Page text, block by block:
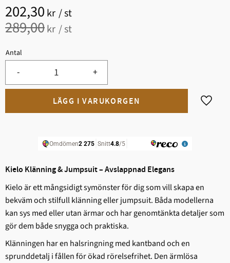
Nedsatt pris:
202,30 kr /st
Ordinarie pris:
289,00kr /st
Antal
+
-
Lägg
Kielo Klänning & Jumpsuit – Avslappnad Elegans
Kielo är ett mångsidigt symönster för dig som vill skapa en
bekväm och stilfull klänning eller jumpsuit. Båda modellerna
kan sys med eller utan ärmar och har genomtänkta detaljer som
gör dem både snygga och praktiska.
Klänningen har en halsringning med kantband och en
sprunddetalj i fållen för ökad rörelsefrihet. Den ärmlösa